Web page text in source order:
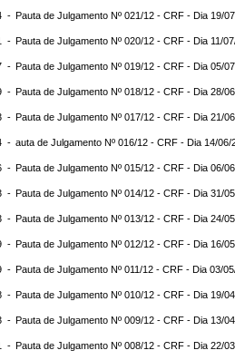
- Pauta de Julgamento Nº 021/12 - CRF - Dia 19/
- Pauta de Julgamento Nº 020/12 - CRF - Dia 11/
- Pauta de Julgamento Nº 019/12 - CRF - Dia 05/
- Pauta de Julgamento Nº 018/12 - CRF - Dia 28/
- Pauta de Julgamento Nº 017/12 - CRF - Dia 21/
- auta de Julgamento Nº 016/12 - CRF - Dia 14/06/
- Pauta de Julgamento Nº 015/12 - CRF - Dia 06/
- Pauta de Julgamento Nº 014/12 - CRF - Dia 31/
- Pauta de Julgamento Nº 013/12 - CRF - Dia 24/
- Pauta de Julgamento Nº 012/12 - CRF - Dia 16/
- Pauta de Julgamento Nº 011/12 - CRF - Dia 03/
- Pauta de Julgamento Nº 010/12 - CRF - Dia 19/
- Pauta de Julgamento Nº 009/12 - CRF - Dia 13/
- Pauta de Julgamento Nº 008/12 - CRF - Dia 22/